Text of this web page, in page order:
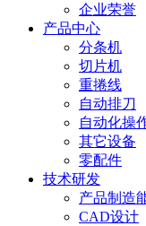
企业荣誉
产品中心
分条机
切片机
重捲线
自动排刀
自动化操
其它设备
零配件
技术研发
产品制造
CAD设计